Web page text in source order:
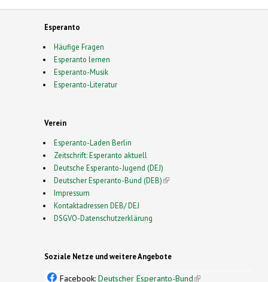
Esperanto
Häufige Fragen
Esperanto lernen
Esperanto-Musik
Esperanto-Literatur
Verein
Esperanto-Laden Berlin
Zeitschrift: Esperanto aktuell
Deutsche Esperanto-Jugend (DEJ)
Deutscher Esperanto-Bund (DEB)(link is external)
Impressum
Kontaktadressen DEB/ DEJ
DSGVO-Datenschutzerklärung
Soziale Netze und weitere Angebote
Facebook: Deutscher Esperanto-Bund(link is